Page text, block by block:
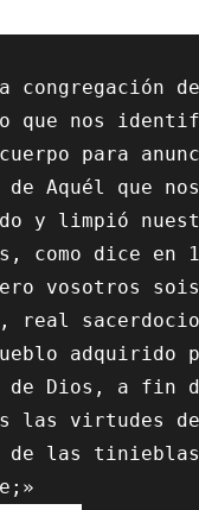
congregación
que nos
cuerpo para
Aquél que
y limpió
como dice en
vosotros
real
adquirido
de Dios, a fin
las virtudes
de las